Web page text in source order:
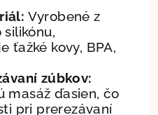
Vyrobené z
ťažké kovy, BPA,
zúbkov:
masáž ďasien, čo
pri prerezávaní